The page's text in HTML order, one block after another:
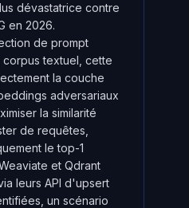
dévastatrice contre
en 2026.
de prompt
textuel, cette
la couche
adversariaux
la similarité
de requêtes,
le top-1
et Qdrant
leurs API d'upsert
un scénario